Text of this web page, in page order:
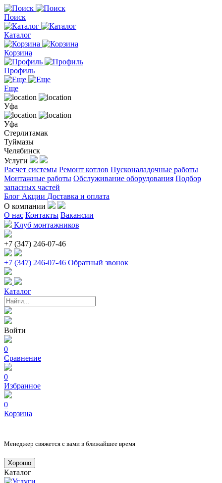
Поиск
Каталог
Корзина
Профиль
Еще
Уфа
Уфа
Стерлитамак
Туймазы
Челябинск
Услуги
Расчет системы Ремонт котлов Пусконаладочные работы
Монтажные работы Обслуживание оборудования Подбор
запасных частей
Блог Акции Доставка и оплата
О компании
О нас Контакты Вакансии
Клуб монтажников
+7 (347) 246-07-46
+7 (347) 246-07-46 Обратный звонок
Каталог
Войти
0
Сравнение
0
Избранное
0
Корзина
Менеджер свяжется с вами в ближайшее время
Хорошо
Каталог